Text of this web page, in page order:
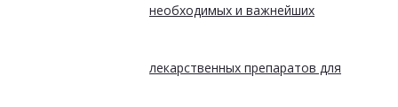
необходимых и важнейших
лекарственных препаратов для